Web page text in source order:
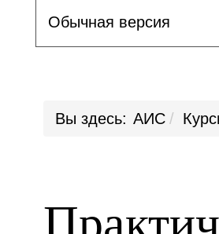
Обычная версия
Вы здесь: АИС